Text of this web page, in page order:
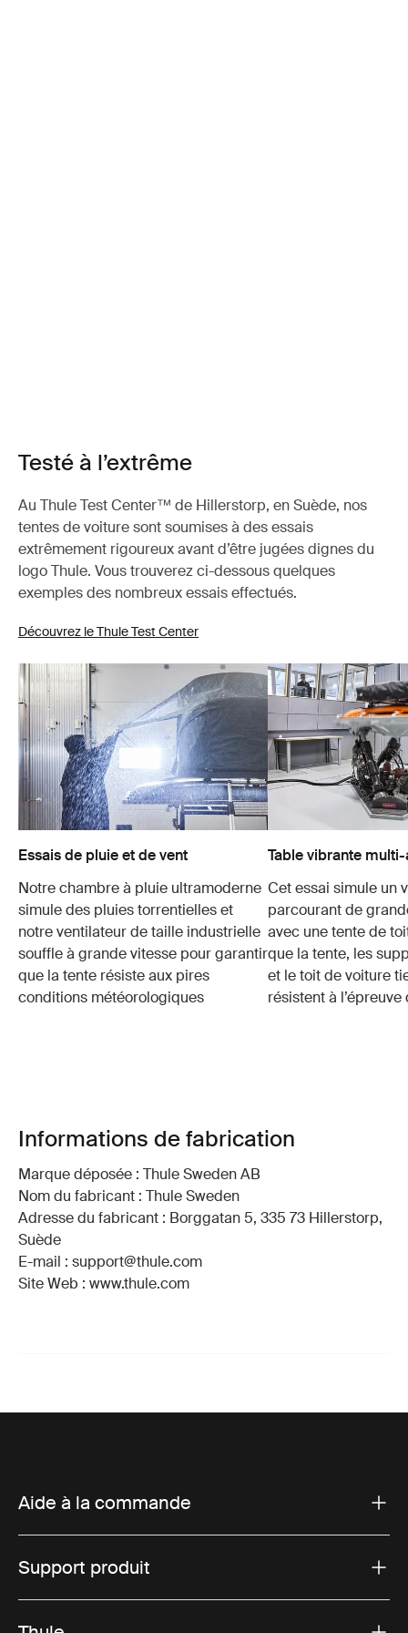
Testé à l’extrême
Au Thule Test Center™ de Hillerstorp, en Suède, nos
tentes de voiture sont soumises à des essais
extrêmement rigoureux avant d’être jugées dignes du
logo Thule. Vous trouverez ci-dessous quelques
exemples des nombreux essais effectués.
Découvrez le Thule Test Center
Essais de pluie et de vent
Notre chambre à pluie ultramoderne
simule des pluies torrentielles et
notre ventilateur de taille industrielle
souffle à grande vitesse pour garantir
que la tente résiste aux pires
conditions météorologiques
Table vibrante
Cet essai simule un
parcourant de
avec une tente de
que la tente, les
et le toit de voiture
résistent à
Informations de fabrication
Marque déposée : Thule Sweden AB
Nom du fabricant : Thule Sweden
Adresse du fabricant : Borggatan 5, 335 73 Hillerstorp,
Suède
E-mail : support@thule.com
Site Web : www.thule.com
Aide à la commande
Support produit